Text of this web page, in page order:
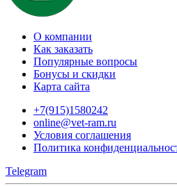
О компании
Как заказать
Популярные вопросы
Бонусы и скидки
Карта сайта
+7(915)1580242
online@vet-ram.ru
Условия соглашения
Политика
Telegram